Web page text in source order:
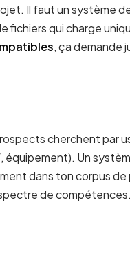
Il faut un système
fichiers qui charge
, ça demande
cherchent par
équipement). Un
dans ton corpus de
de compétences.